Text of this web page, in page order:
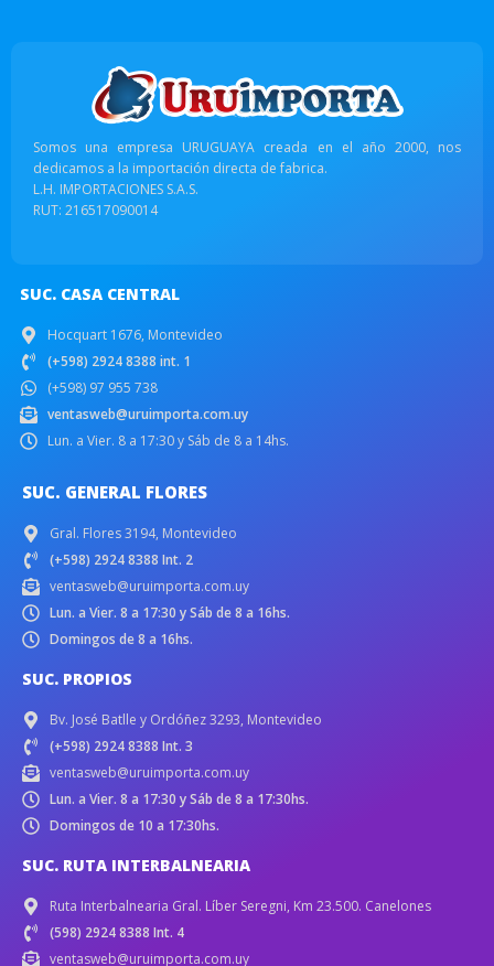
Somos una empresa URUGUAYA creada en el año 2000, nos
dedicamos a la importación directa de fabrica.
L.H. IMPORTACIONES S.A.S.
RUT: 216517090014
SUC. CASA CENTRAL
Hocquart 1676, Montevideo
(+598) 2924 8388 int. 1
(+598) 97 955 738
ventasweb@uruimporta.com.uy
Lun. a Vier. 8 a 17:30 y Sáb de 8 a 14hs.
SUC. GENERAL FLORES
Gral. Flores 3194, Montevideo
(+598) 2924 8388 Int. 2
ventasweb@uruimporta.com.uy
Lun. a Vier. 8 a 17:30 y Sáb de 8 a 16hs.
Domingos de 8 a 16hs.
SUC. PROPIOS
Bv. José Batlle y Ordóñez 3293, Montevideo
(+598) 2924 8388 Int. 3
ventasweb@uruimporta.com.uy
Lun. a Vier. 8 a 17:30 y Sáb de 8 a 17:30hs.
Domingos de 10 a 17:30hs.
SUC. RUTA INTERBALNEARIA
Ruta Interbalnearia Gral. Líber Seregni, Km 23.500. Canelones
(598) 2924 8388 Int. 4
ventasweb@uruimporta.com.uy